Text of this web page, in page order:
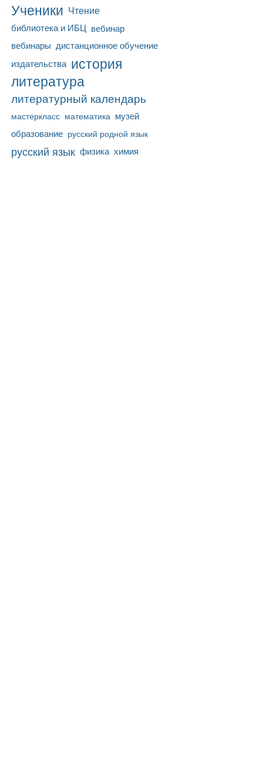
Ученики Чтение
библиотека и ИБЦ вебинар
вебинары дистанционное обучение
издательства история
литература
литературный календарь
мастеркласс математика музей
образование русский родной язык
русский язык физика химия